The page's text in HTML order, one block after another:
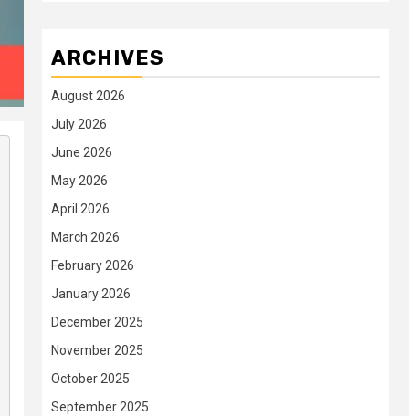
ARCHIVES
August 2026
July 2026
June 2026
May 2026
April 2026
March 2026
February 2026
January 2026
December 2025
November 2025
October 2025
September 2025